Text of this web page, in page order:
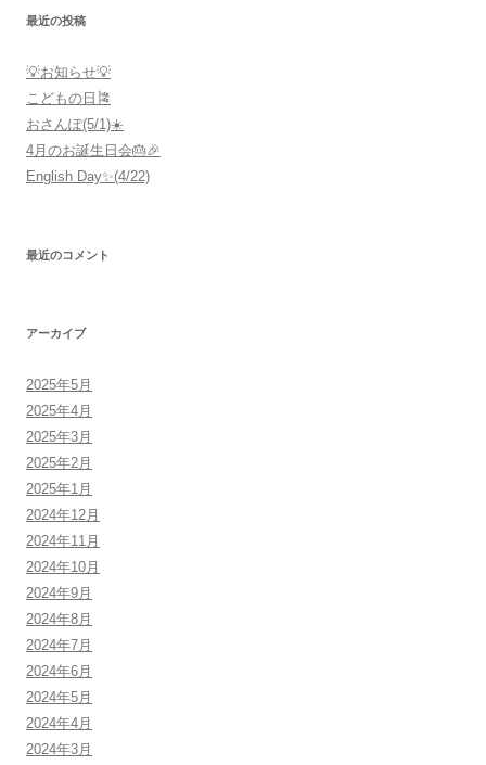
最近の投稿
💡お知らせ💡
こどもの日🎏
おさんぽ(5/1)☀️
4月のお誕生日会🎂🎉
English Day✨(4/22)
最近のコメント
アーカイブ
2025年5月
2025年4月
2025年3月
2025年2月
2025年1月
2024年12月
2024年11月
2024年10月
2024年9月
2024年8月
2024年7月
2024年6月
2024年5月
2024年4月
2024年3月